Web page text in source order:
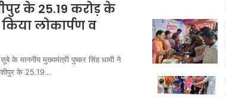
के 25.19 करोड़ के
लोकार्पण व
के माननीय मुख्यमंत्री पुष्कर सिंह धामी ने
के 25.19…